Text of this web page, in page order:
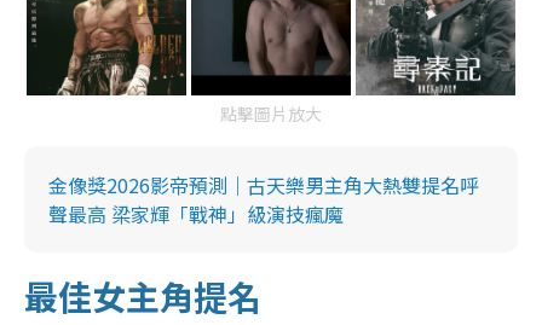
點擊圖片放大
金像獎2026影帝預測｜古天樂男主角大熱雙提名呼
聲最高 梁家輝「戰神」級演技瘋魔
最佳女主角提名